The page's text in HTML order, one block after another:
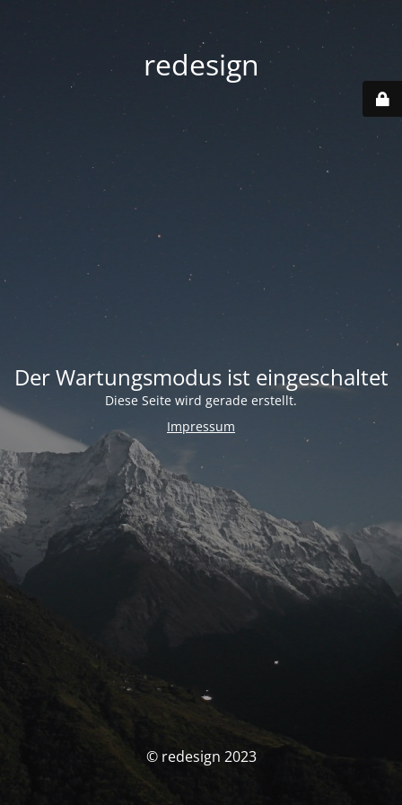
redesign
Der Wartungsmodus ist eingeschaltet
Diese Seite wird gerade erstellt.
Impressum
© redesign 2023